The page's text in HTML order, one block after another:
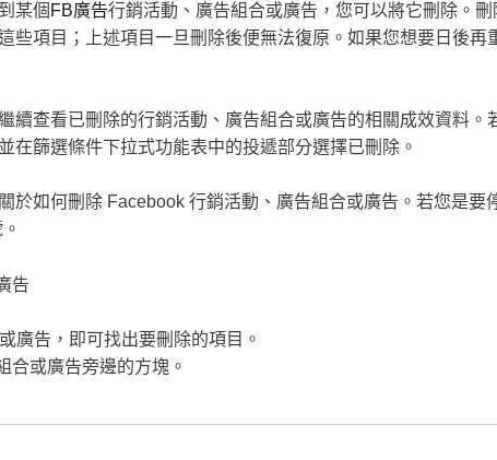
某個 FB廣告行銷活動、廣告組合或廣告，您可以將它刪除。
些項目；上述項目一旦刪除後便無法復原。如果您想要日後再
續查看已刪除的行銷活動、廣告組合或廣告的相關成效資料
在篩選條件下拉式功能表中的投遞部分選擇已刪除。
於如何刪除 Facebook 行銷活動、廣告組合或廣告。若您是要
告
廣告，即可找出要刪除的項目。
合或廣告旁邊的方塊。